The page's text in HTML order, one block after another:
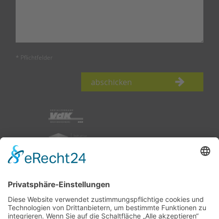
* Pflichtfelder
abschicken